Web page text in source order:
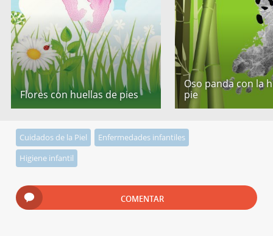
Flores con huellas de pies
Oso panda con la
pie
Cuidados de la Piel
Enfermedades infantiles
Higiene infantil
COMENTAR